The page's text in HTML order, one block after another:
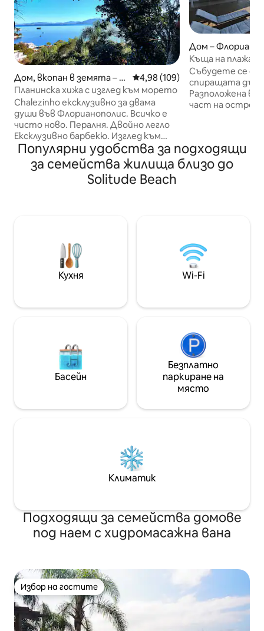
Дом, вкопан в земята – Ri
beirão da Ilha
Средна оценка: 4,98 от 5,
4,98 (109)
Планинска хижа с изглед към морето
Chalezinho ексклузивно за двама
души във Флорианополис. Всичко е
чисто ново. Пералня. Двойно легло
Ексклузивно барбекю. Изглед към
океана и планината. 50-инчов
телевизор с нано клетки с Netflix.
400 мегабайта оптичен интернет.
Два климатика за топъл и студен
и спално бельо за баня. Без такса за
домашни любимци. Кошара за
домашни любимци.
Дом –
Къща на плажа
Събудете се от
спиращата дъха
Разположена в
част на
кристално
Кампече или се
на вълните,
може да
Популярни удобства за подходящи
за семейства жилища близо до
Solitude Beach
Кухня Wi-Fi
Басейн
Безплатно
паркиране на
място
Климатик
Подходящи за семейства домове
под наем с хидромасажна вана
Избор на гостите
Избор на гостите